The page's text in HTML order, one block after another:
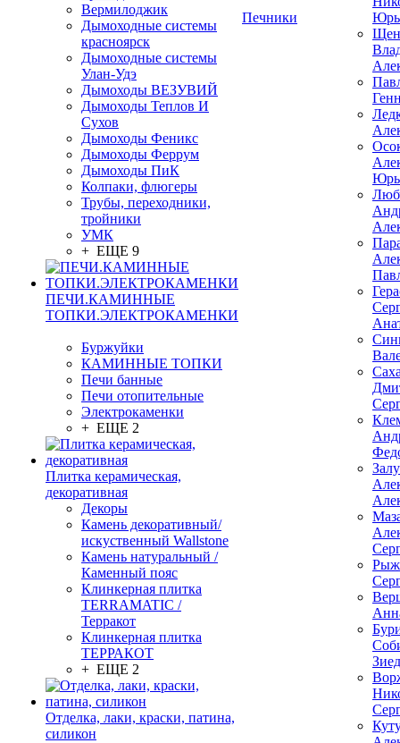
Вермилоджик
Дымоходные системы
красноярск
Дымоходные системы
Улан-Удэ
Дымоходы ВЕЗУВИЙ
Дымоходы Теплов И
Сухов
Дымоходы Феникс
Дымоходы Феррум
Дымоходы ПиК
Колпаки, флюгеры
Трубы, переходники,
тройники
УМК
+ ЕЩЕ 9
ПЕЧИ.КАМИННЫЕ
ТОПКИ.ЭЛЕКТРОКАМЕНКИ
Буржуйки
КАМИННЫЕ ТОПКИ
Печи банные
Печи отопительные
Электрокаменки
+ ЕЩЕ 2
Плитка керамическая,
декоративная
Декоры
Камень декоративный/
искуственный Wallstone
Камень натуральный /
Каменный пояс
Клинкерная плитка
TERRAMATIC /
Терракот
Клинкерная плитка
ТЕРРАКОТ
+ ЕЩЕ 2
Отделка, лаки, краски, патина,
силикон
Печники